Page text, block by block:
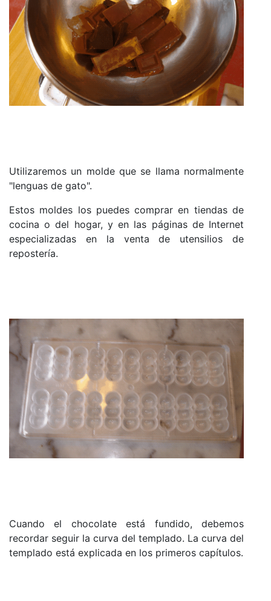
Utilizaremos un molde que se llama normalmente
"lenguas de gato".
Estos moldes los puedes comprar en tiendas de
cocina o del hogar, y en las páginas de Internet
especializadas en la venta de utensilios de
repostería.
Cuando el chocolate está fundido, debemos
recordar seguir la curva del templado. La curva del
templado está explicada en los primeros capítulos.